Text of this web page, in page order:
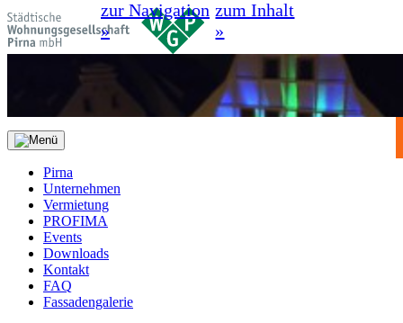
zur Navigation
»
zum Inhalt
»
Pirna
Unternehmen
Vermietung
PROFIMA
Events
Downloads
Kontakt
FAQ
Fassadengalerie